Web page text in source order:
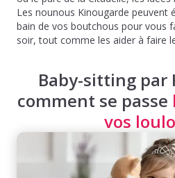
Les nounous Kinougarde peuvent
bain de vos boutchous pour vous
soir, tout comme les aider à faire
Baby-sitting par
comment se passe
vos